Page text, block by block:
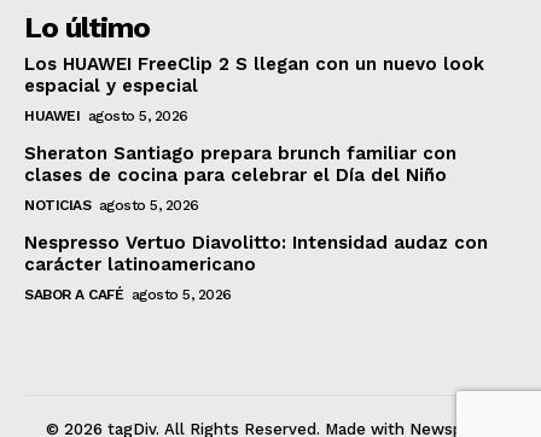
Lo último
Los HUAWEI FreeClip 2 S llegan con un nuevo look
espacial y especial
HUAWEI agosto 5, 2026
Sheraton Santiago prepara brunch familiar con
clases de cocina para celebrar el Día del Niño
NOTICIAS agosto 5, 2026
Nespresso Vertuo Diavolitto: Intensidad audaz con
carácter latinoamericano
SABOR A CAFÉ agosto 5, 2026
© 2026 tagDiv. All Rights Reserved. Made with Newspaper